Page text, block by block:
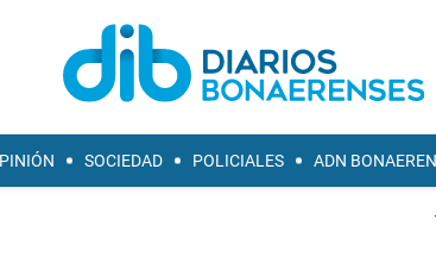
SOCIEDAD POLICIALES ADN